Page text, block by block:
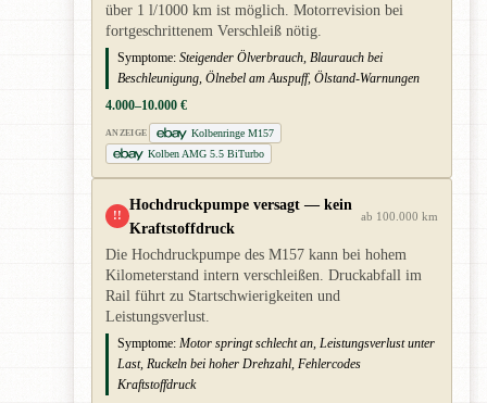
über 1 l/1000 km ist möglich. Motorrevision bei
fortgeschrittenem Verschleiß nötig.
Symptome: Steigender Ölverbrauch, Blaurauch bei
Beschleunigung, Ölnebel am Auspuff, Ölstand-Warnungen
4.000–10.000 €
ANZEIGE
Kolbenringe M157
Kolben AMG 5.5 BiTurbo
!!
Hochdruckpumpe versagt — kein
Kraftstoffdruck
ab 100.000 km
Die Hochdruckpumpe des M157 kann bei hohem
Kilometerstand intern verschleißen. Druckabfall im
Rail führt zu Startschwierigkeiten und
Leistungsverlust.
Symptome: Motor springt schlecht an, Leistungsverlust unter
Last, Ruckeln bei hoher Drehzahl, Fehlercodes
Kraftstoffdruck